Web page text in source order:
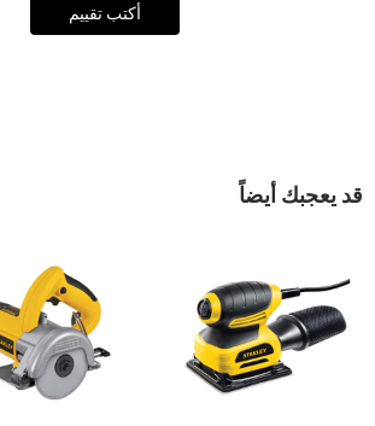
أكتب تقييم
قد يعجبك أيضاً